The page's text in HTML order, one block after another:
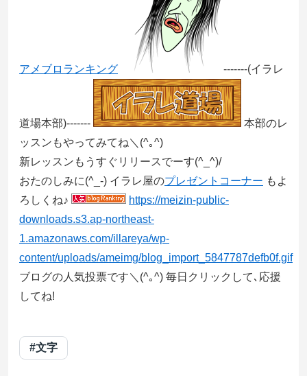
アメブロランキング -------(イラレ
道場本部)-------
本部のレ
ッスンもやってみてね＼(^｡^)
新レッスンもうすぐリリースでーす(^_^)/
おたのしみに(^_-) イラレ屋のプレゼントコーナー もよ
ろしくね♪
https://meizin-public-
downloads.s3.ap-northeast-
1.amazonaws.com/illareya/wp-
content/uploads/ameimg/blog_import_5847787defb0f.gif
ブログの人気投票です＼(^｡^) 毎日クリックして､応援
してね!
#文字